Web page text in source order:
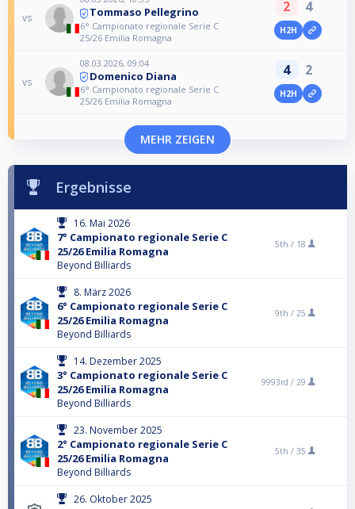
vs Tommaso Pellegrino
6° Campionato regionale Serie C
25/26 Emilia Romagna
2 4
H2H
vs
08.03.2026, 09:04
Domenico Diana
6° Campionato regionale Serie C
25/26 Emilia Romagna
4 2
H2H
MEHR ZEIGEN
Ergebnisse
16. Mai 2026
7° Campionato regionale Serie C
25/26 Emilia Romagna
Beyond Billiards
5th / 18
8. März 2026
6° Campionato regionale Serie C
25/26 Emilia Romagna
Beyond Billiards
9th / 25
14. Dezember 2025
3° Campionato regionale Serie C
25/26 Emilia Romagna
Beyond Billiards
9993rd / 29
23. November 2025
2° Campionato regionale Serie C
25/26 Emilia Romagna
Beyond Billiards
5th / 35
26. Oktober 2025